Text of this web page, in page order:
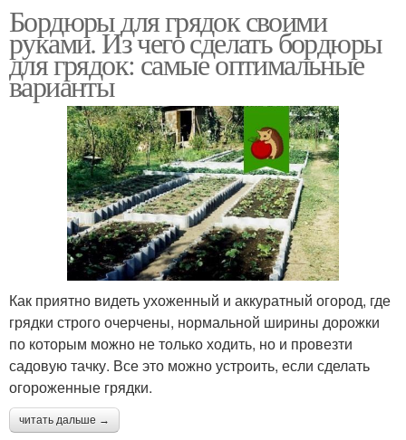
Бордюры для грядок своими
руками. Из чего сделать бордюры
для грядок: самые оптимальные
варианты
Как приятно видеть ухоженный и аккуратный огород, где
грядки строго очерчены, нормальной ширины дорожки
по которым можно не только ходить, но и провезти
садовую тачку. Все это можно устроить, если сделать
огороженные грядки.
читать дальше →